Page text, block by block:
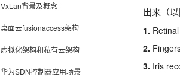
VxLan背景及概念
桌面云fusionaccess架构
虚拟化架构和私有云架构
华为SDN控制器应用场景
出来（
1.
2.
3.